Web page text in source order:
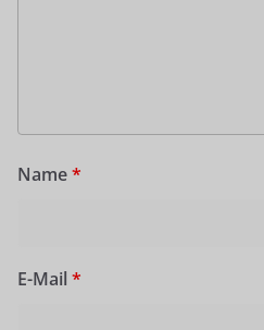
Name*
E-Mail *